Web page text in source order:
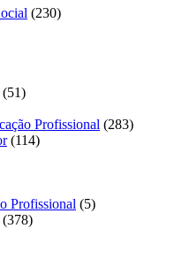
(230)
(51)
Profissional (283)
(114)
Profissional (5)
(378)